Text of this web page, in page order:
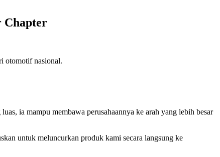
Chapter
otomotif nasional.
ia mampu membawa perusahaannya ke arah yang lebih besar
untuk meluncurkan produk kami secara langsung ke